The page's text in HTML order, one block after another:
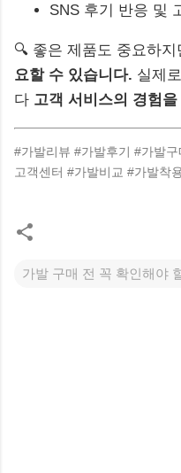
SNS 후기 반응 및
🔍 좋은 제품도 중요하지
요할 수 있습니다. 실제
다 고객 서비스의 경험
#가발리뷰 #가발후기 #가발
고객센터 #가발비교 #가발착
가발 구매 전 꼭 확인해야